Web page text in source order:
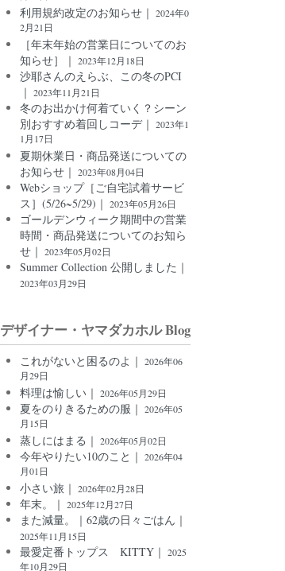
利用規約改定のお知らせ｜ 2024年0
2月21日
［年末年始の営業日についてのお
知らせ］｜ 2023年12月18日
沙耶さんのえらぶ、この冬のPCI
｜ 2023年11月21日
冬のお出かけ何着ていく？シーン
別おすすめ着回しコーデ｜ 2023年1
1月17日
夏期休業日・商品発送についての
お知らせ｜ 2023年08月04日
Webショップ［ご自宅試着サービ
ス］(5/26~5/29)｜ 2023年05月26日
ゴールデンウィーク期間中の営業
時間・商品発送についてのお知ら
せ｜ 2023年05月02日
Summer Collection 公開しました｜
2023年03月29日
デザイナー・ヤマダカホル Blog
これがないと困るのよ｜ 2026年06
月29日
料理は愉しい｜ 2026年05月29日
夏をのりきるための服｜ 2026年05
月15日
蒸しにはまる｜ 2026年05月02日
今年やりたい10のこと｜ 2026年04
月01日
小さい旅｜ 2026年02月28日
年末。｜ 2025年12月27日
また減量。｜62歳の日々ごはん｜
2025年11月15日
最愛定番トップス KITTY｜ 2025
年10月29日